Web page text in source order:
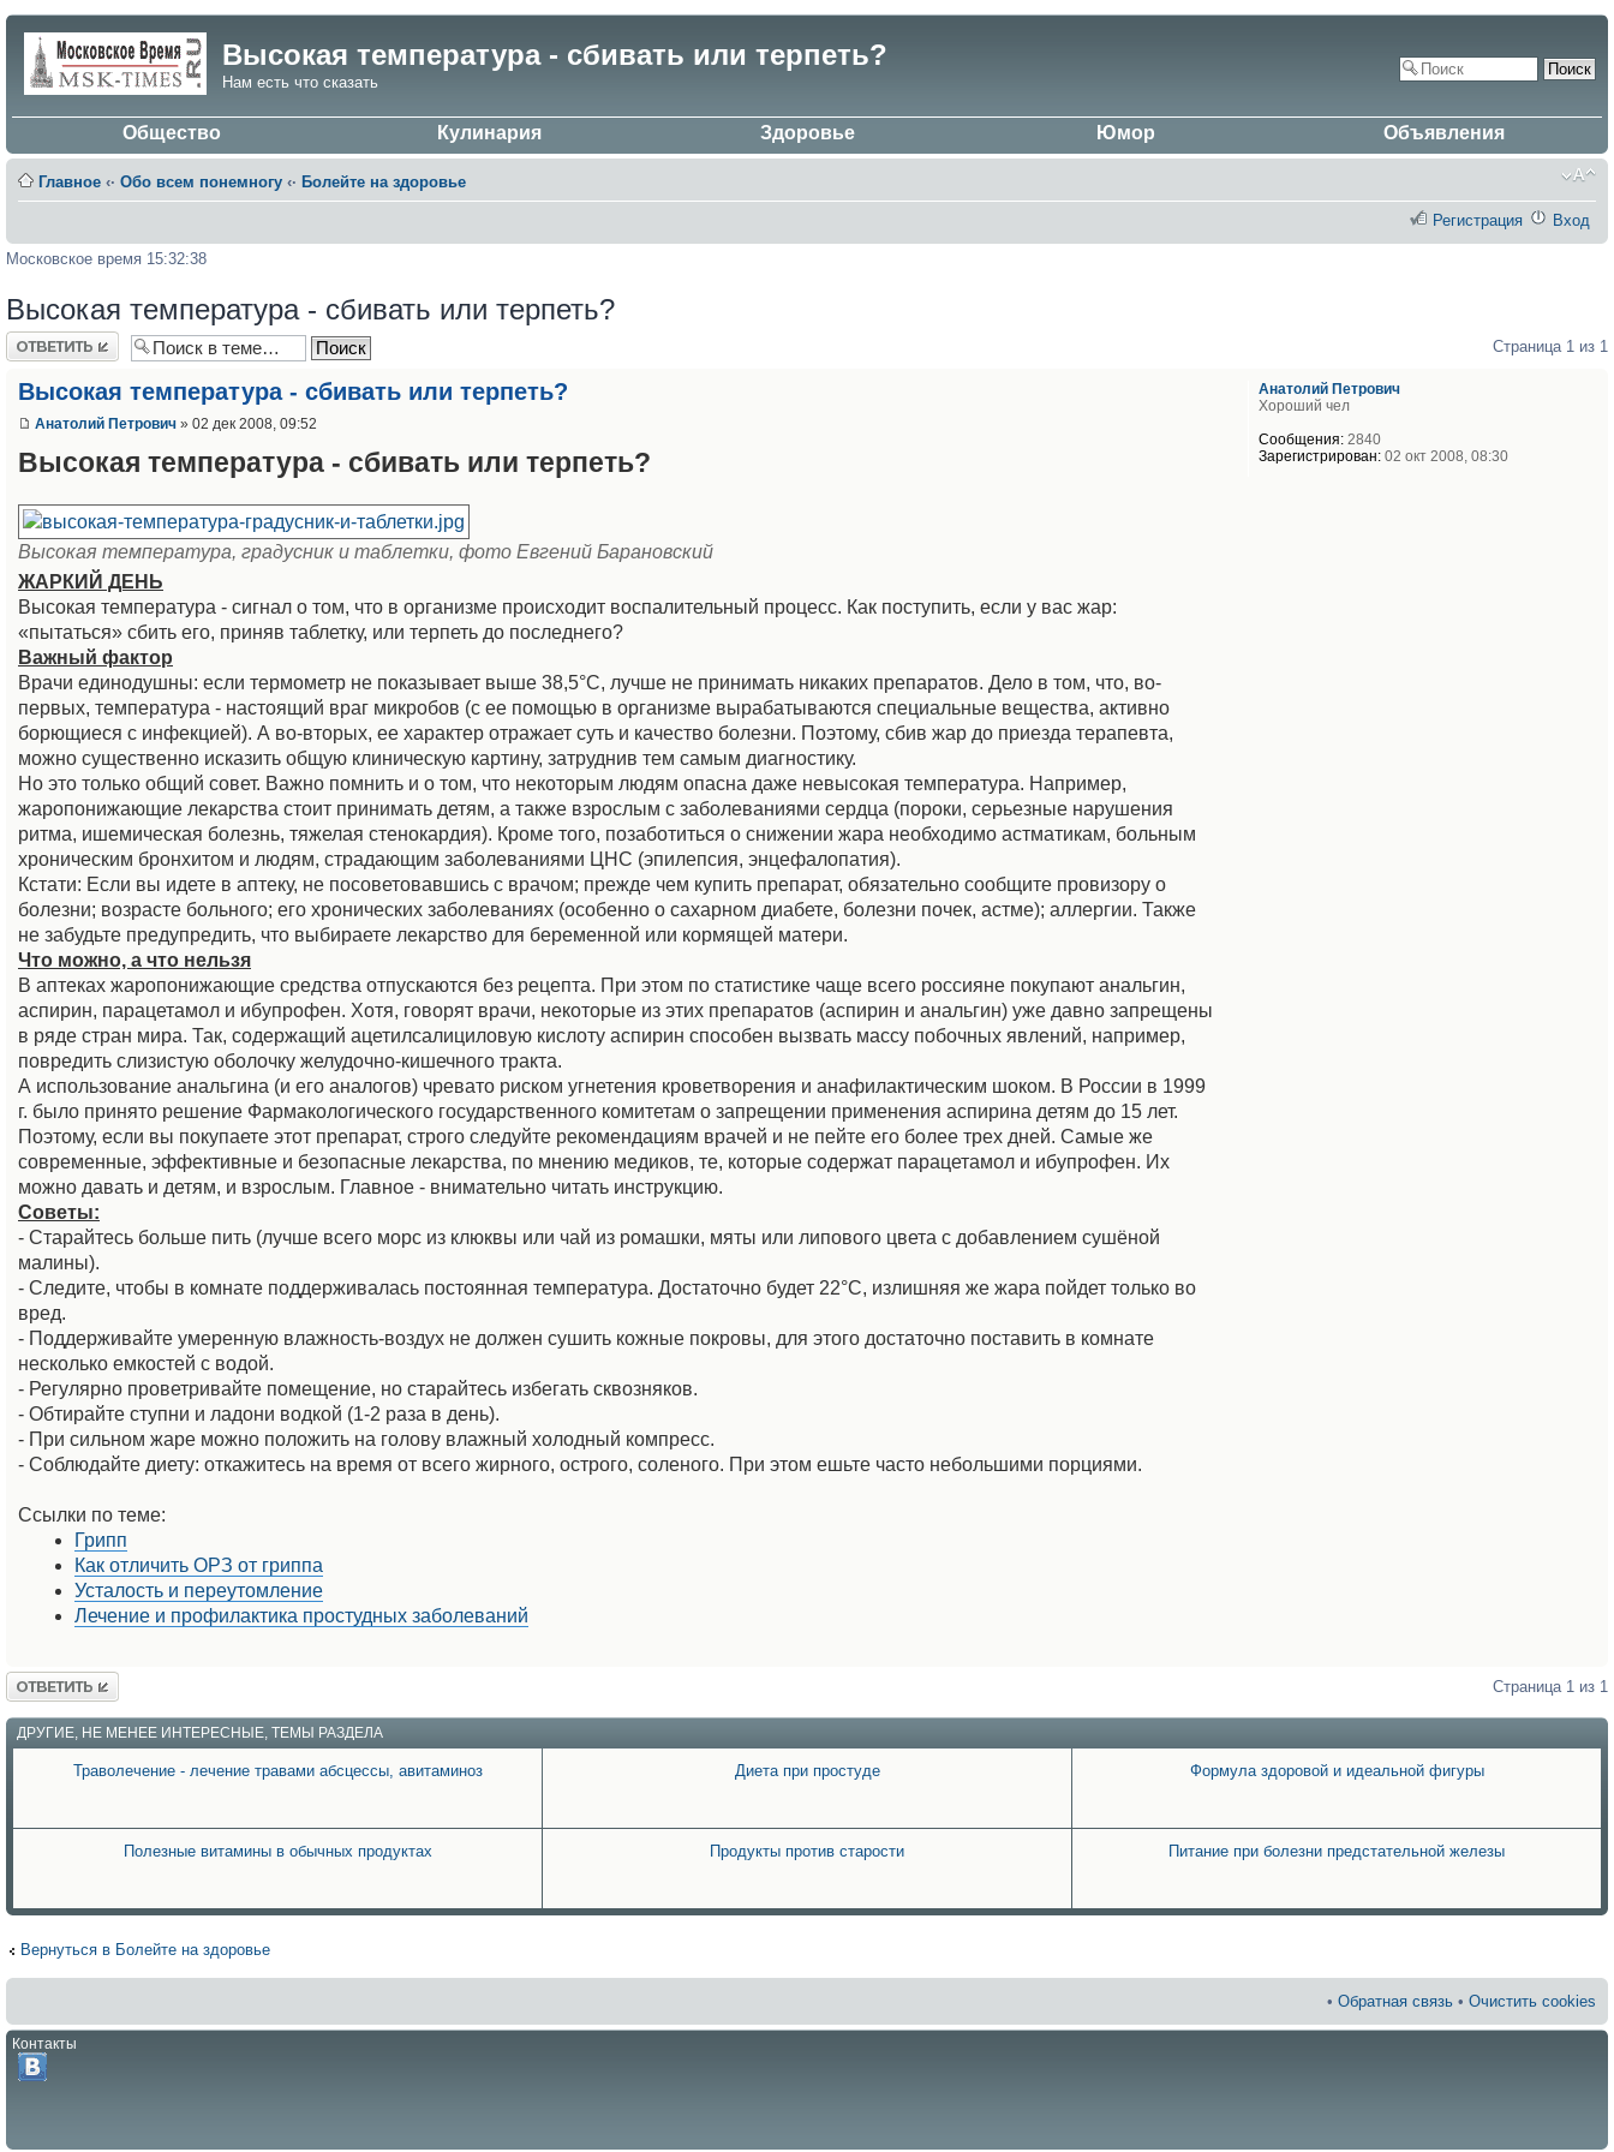
Высокая температура - сбивать или терпеть?
Нам есть что сказать
Общество Кулинария Здоровье Юмор Объявления
Главное ‹· Обо всем понемногу ‹· Болейте на здоровье
Регистрация Вход
Московское время 15:32:38
Высокая температура - сбивать или терпеть?
Ответить Страница 1 из 1
Высокая температура - сбивать или терпеть?
Анатолий Петрович » 02 дек 2008, 09:52
Высокая температура - сбивать или терпеть?
Высокая температура, градусник и таблетки, фото Евгений Барановский
ЖАРКИЙ ДЕНЬ
Высокая температура - сигнал о том, что в организме происходит воспалительный процесс. Как поступить, если у вас жар:
«пытаться» сбить его, приняв таблетку, или терпеть до последнего?
Важный фактор
Врачи единодушны: если термометр не показывает выше 38,5°С, лучше не принимать никаких препаратов. Дело в том, что, во-
первых, температура - настоящий враг микробов (с ее помощью в организме вырабатываются специальные вещества, активно
борющиеся с инфекцией). А во-вторых, ее характер отражает суть и качество болезни. Поэтому, сбив жар до приезда терапевта,
можно существенно исказить общую клиническую картину, затруднив тем самым диагностику.
Но это только общий совет. Важно помнить и о том, что некоторым людям опасна даже невысокая температура. Например,
жаропонижающие лекарства стоит принимать детям, а также взрослым с заболеваниями сердца (пороки, серьезные нарушения
ритма, ишемическая болезнь, тяжелая стенокардия). Кроме того, позаботиться о снижении жара необходимо астматикам, больным
хроническим бронхитом и людям, страдающим заболеваниями ЦНС (эпилепсия, энцефалопатия).
Кстати: Если вы идете в аптеку, не посоветовавшись с врачом; прежде чем купить препарат, обязательно сообщите провизору о
болезни; возрасте больного; его хронических заболеваниях (особенно о сахарном диабете, болезни почек, астме); аллергии. Также
не забудьте предупредить, что выбираете лекарство для беременной или кормящей матери.
Что можно, а что нельзя
В аптеках жаропонижающие средства отпускаются без рецепта. При этом по статистике чаще всего россияне покупают анальгин,
аспирин, парацетамол и ибупрофен. Хотя, говорят врачи, некоторые из этих препаратов (аспирин и анальгин) уже давно запрещены
в ряде стран мира. Так, содержащий ацетилсалициловую кислоту аспирин способен вызвать массу побочных явлений, например,
повредить слизистую оболочку желудочно-кишечного тракта.
А использование анальгина (и его аналогов) чревато риском угнетения кроветворения и анафилактическим шоком. В России в 1999
г. было принято решение Фармакологического государственного комитетам о запрещении применения аспирина детям до 15 лет.
Поэтому, если вы покупаете этот препарат, строго следуйте рекомендациям врачей и не пейте его более трех дней. Самые же
современные, эффективные и безопасные лекарства, по мнению медиков, те, которые содержат парацетамол и ибупрофен. Их
можно давать и детям, и взрослым. Главное - внимательно читать инструкцию.
Советы:
- Старайтесь больше пить (лучше всего морс из клюквы или чай из ромашки, мяты или липового цвета с добавлением сушёной
малины).
- Следите, чтобы в комнате поддерживалась постоянная температура. Достаточно будет 22°С, излишняя же жара пойдет только во
вред.
- Поддерживайте умеренную влажность-воздух не должен сушить кожные покровы, для этого достаточно поставить в комнате
несколько емкостей с водой.
- Регулярно проветривайте помещение, но старайтесь избегать сквозняков.
- Обтирайте ступни и ладони водкой (1-2 раза в день).
- При сильном жаре можно положить на голову влажный холодный компресс.
- Соблюдайте диету: откажитесь на время от всего жирного, острого, соленого. При этом ешьте часто небольшими порциями.
Ссылки по теме:
Грипп
Как отличить ОРЗ от гриппа
Усталость и переутомление
Лечение и профилактика простудных заболеваний
Анатолий Петрович
Хороший чел
Сообщения:2840
Зарегистрирован:02 окт 2008, 08:30
Ответить Страница 1 из 1
ДРУГИЕ, НЕ МЕНЕЕ ИНТЕРЕСНЫЕ, ТЕМЫ РАЗДЕЛА
Траволечение - лечение травами абсцессы, авитаминоз Диета при простуде Формула здоровой и идеальной фигуры
Полезные витамины в обычных продуктах Продукты против старости Питание при болезни предстательной железы
Вернуться в Болейте на здоровье
• Обратная связь • Очистить cookies
Контакты